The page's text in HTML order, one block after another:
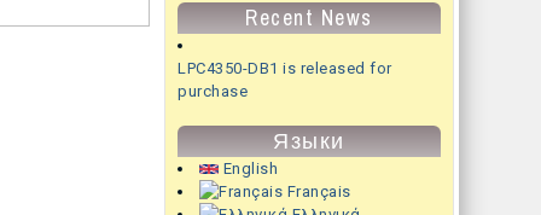
Recent News
LPC4350-DB1 is released for
purchase
Языки
English
Français